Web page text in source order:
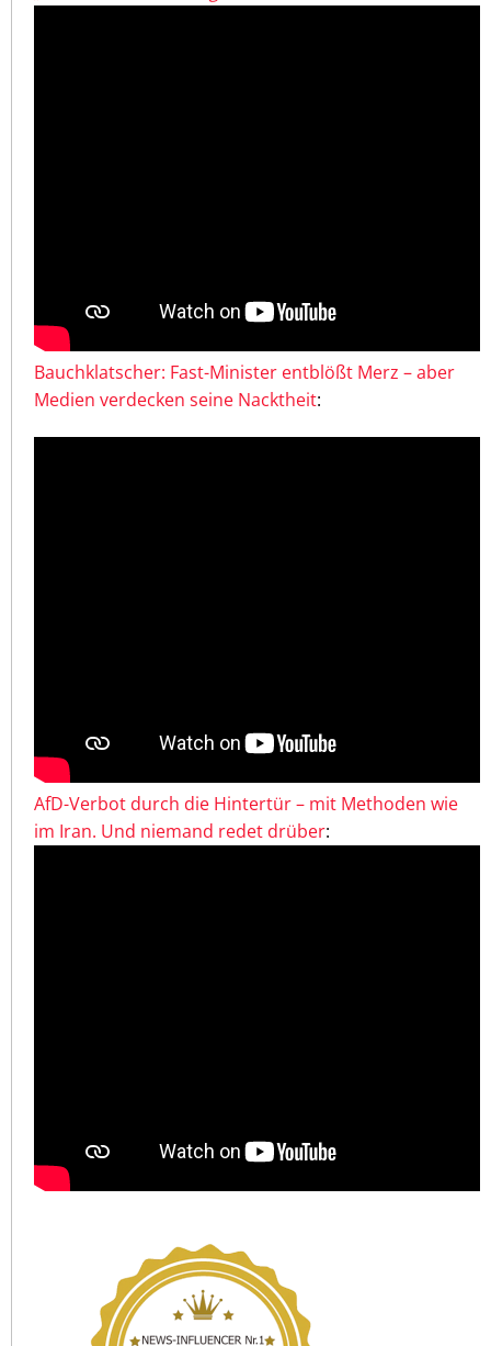
Bauchklatscher: Fast-Minister entblößt Merz – aber
Medien verdecken seine Nacktheit:
AfD-Verbot durch die Hintertür – mit Methoden wie
im Iran. Und niemand redet drüber: